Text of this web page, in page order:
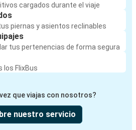
cargados durante el viaje
piernas y asientos reclinables
tus pertenencias de forma segura
los FlixBus
que viajas con nosotros?
nuestro servicio